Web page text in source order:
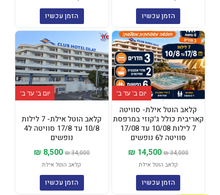
הזמן עכשיו הזמן עכשיו
יום ב' עד ב'
קלאב הוטל אילת- סוויטה
קאריבית כולל ג'קוזי במרפסת
7 לילות 10/08 עד 17/08
סוויטה ל6 נופשים
₪34,000
המחיר
המקורי
היה:
₪ 34,000.
₪ 14,500
המחיר
הנוכחי
הוא:
₪ 14,500.
קלאב הוטל אילת
הזמן עכשיו
יום ב' עד ב'
קלאב הוטל אילת- 7 לילות
10/8 עד 17/8 סוויטה ל4
נופשים
₪34,000
המחיר
המקורי
היה:
₪ 34,000.
₪ 8,500
המחיר
הנוכחי
הוא:
₪ 8,500.
קלאב הוטל אילת
הזמן עכשיו